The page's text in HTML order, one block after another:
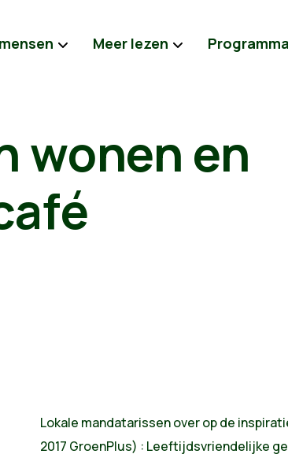
Meer lezen Programma
wonen en
Lokale mandatarissen over op de
2017 GroenPlus) : Leeftijdsvriendelijke